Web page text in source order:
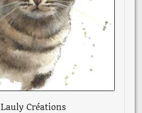
Lauly Créations